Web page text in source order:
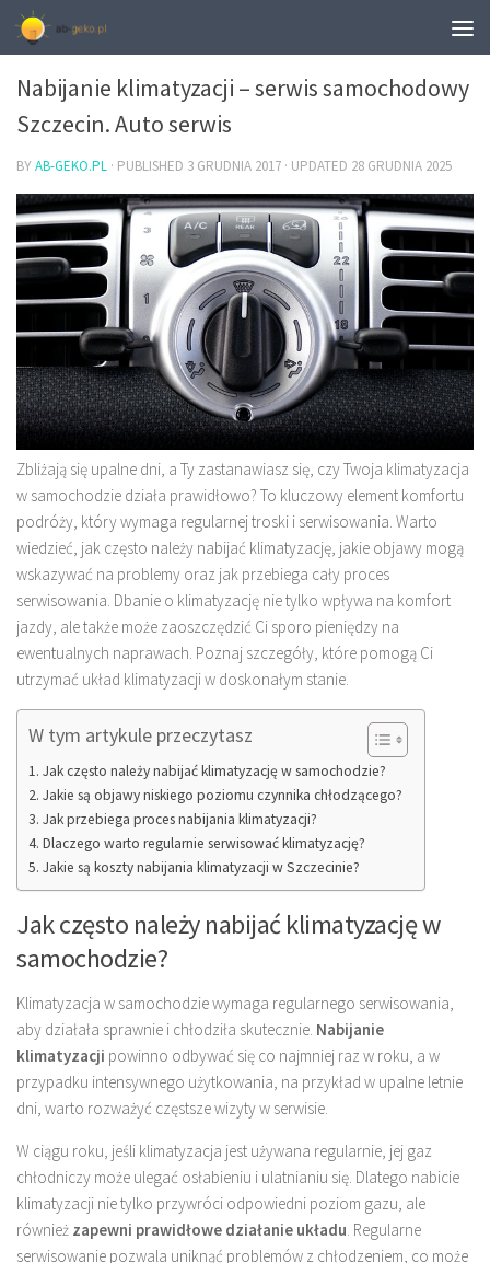
MOTORYZACJA
Nabijanie klimatyzacji – serwis samochodowy
Szczecin. Auto serwis
BYAB-GEKO.PL · PUBLISHED 3 GRUDNIA 2017 · UPDATED 28 GRUDNIA 2025
Zbliżają się upalne dni, a Ty zastanawiasz się, czy Twoja klimatyzacja
w samochodzie działa prawidłowo? To kluczowy element komfortu
podróży, który wymaga regularnej troski i serwisowania. Warto
wiedzieć, jak często należy nabijać klimatyzację, jakie objawy mogą
wskazywać na problemy oraz jak przebiega cały proces
serwisowania. Dbanie o klimatyzację nie tylko wpływa na komfort
jazdy, ale także może zaoszczędzić Ci sporo pieniędzy na
ewentualnych naprawach. Poznaj szczegóły, które pomogą Ci
utrzymać układ klimatyzacji w doskonałym stanie.
W tym artykule przeczytasz
Jak często należy nabijać klimatyzację w samochodzie?
Jakie są objawy niskiego poziomu czynnika chłodzącego?
Jak przebiega proces nabijania klimatyzacji?
Dlaczego warto regularnie serwisować klimatyzację?
Jakie są koszty nabijania klimatyzacji w Szczecinie?
Jak często należy nabijać klimatyzację w
samochodzie?
Klimatyzacja w samochodzie wymaga regularnego serwisowania,
aby działała sprawnie i chłodziła skutecznie. Nabijanie
klimatyzacji powinno odbywać się co najmniej raz w roku, a w
przypadku intensywnego użytkowania, na przykład w upalne letnie
dni, warto rozważyć częstsze wizyty w serwisie.
W ciągu roku, jeśli klimatyzacja jest używana regularnie, jej gaz
chłodniczy może ulegać osłabieniu i ulatnianiu się. Dlatego nabicie
klimatyzacji nie tylko przywróci odpowiedni poziom gazu, ale
również zapewni prawidłowe działanie układu. Regularne
serwisowanie pozwala uniknąć problemów z chłodzeniem, co może